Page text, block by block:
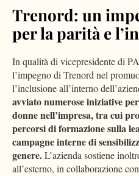
Trenord: un
per la parità e
In qualità di vicepresidente di
l’impegno di Trenord nel
l’inclusione all’interno
avviato numerose iniziative
donne nell’impresa, tra cui
percorsi di formazione sulla
campagne interne di
genere.L’azienda sostiene
all’esterno, in collaborazione